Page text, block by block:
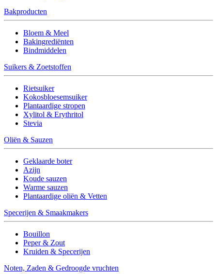
Bakproducten
Bloem & Meel
Bakingrediënten
Bindmiddelen
Suikers & Zoetstoffen
Rietsuiker
Kokosbloesemsuiker
Plantaardige stropen
Xylitol & Erythritol
Stevia
Oliën & Sauzen
Geklaarde boter
Azijn
Koude sauzen
Warme sauzen
Plantaardige oliën & Vetten
Specerijen & Smaakmakers
Bouillon
Peper & Zout
Kruiden & Specerijen
Noten, Zaden & Gedroogde vruchten